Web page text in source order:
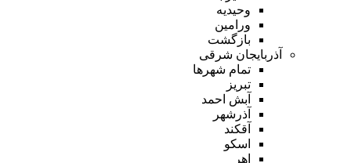
وحیدیه
ورامین
بازگشت
آذربایجان شرقی
تمام شهر‌ها
تبریز
آبش احمد
آذرشهر
آقکند
اسکو
اهر